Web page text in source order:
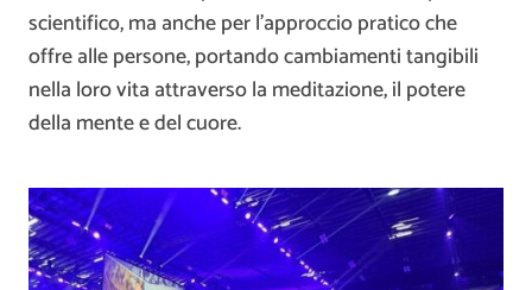
scientifico, ma anche per l’approccio pratico che
offre alle persone, portando cambiamenti tangibili
nella loro vita attraverso la meditazione, il potere
della mente e del cuore.